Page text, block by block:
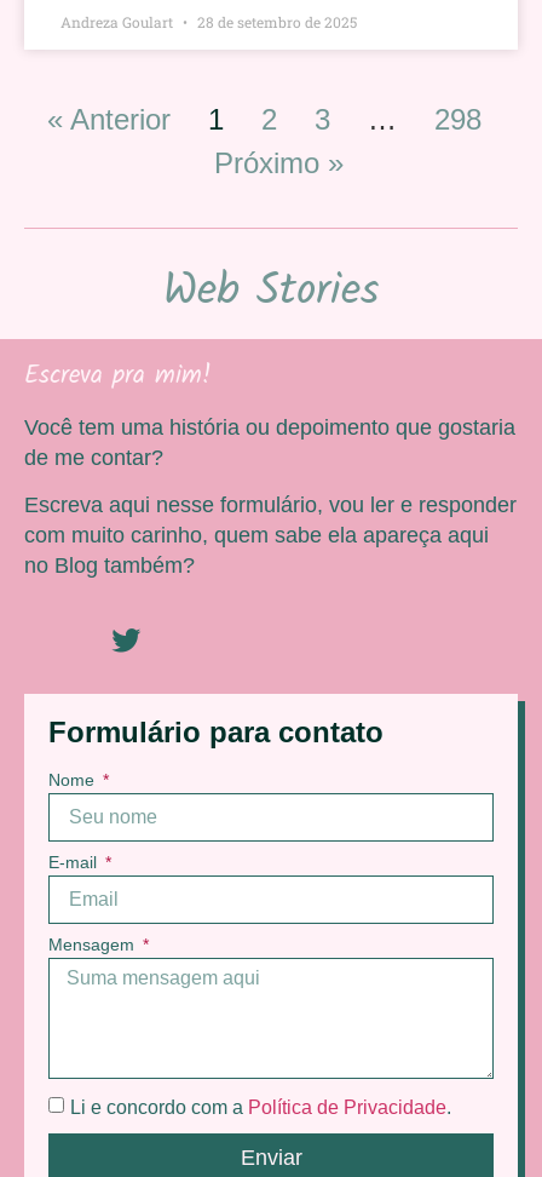
Andreza Goulart 28 de setembro de 2025
« Anterior 1 2 3 …
298
Próximo »
Web Stories
Formulário para contato
Nome
E-mail
Mensagem
Li e concordo com a Política de Privacidade.
Enviar
Escreva pra mim!
Você tem uma história ou depoimento que gostaria
de me contar?
Escreva aqui nesse formulário, vou ler e responder
com muito carinho, quem sabe ela apareça aqui
no Blog também?